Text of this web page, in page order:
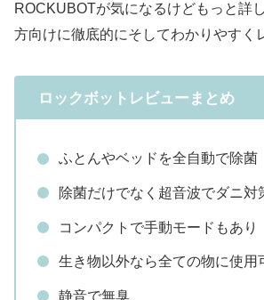
ROCKUBOTが気になるけどもっと詳
方向けに徹底的にそしてわかりやすく
ロックボットレビューまとめ
ふとんやベッドを全自動で除菌
除菌だけでなく超音波でダニ対
コンパクトで手動モードもあり
生き物以外なら全ての物に使用
静音で無臭